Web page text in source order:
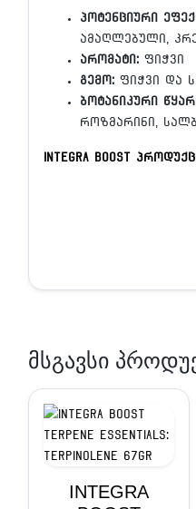
პოტენციური
ამაღლებული,
არომატი: ფიჭვი
გემო : ფიჭვი და
ბოტანიკური
როზმარინი,
Integra boost
მსგავსი
INTEGRA